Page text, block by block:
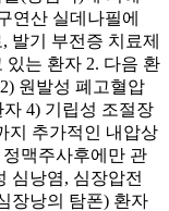
연산 실데나필에
발기 부전증 치료제
있는 환자 2. 다음 환
원발성 폐고혈압
4) 기립성 조절장
지 추가적인 내압상
맥주사후에만 관
심낭염, 심장압전
장낭의 탐폰) 환자